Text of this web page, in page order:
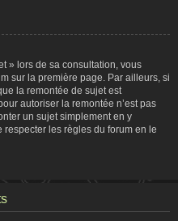
» lors de sa consultation, vous
sur la première page. Par ailleurs, si
la remontée de sujet est
autoriser la remontée n’est pas
un sujet simplement en y
les règles du forum en le